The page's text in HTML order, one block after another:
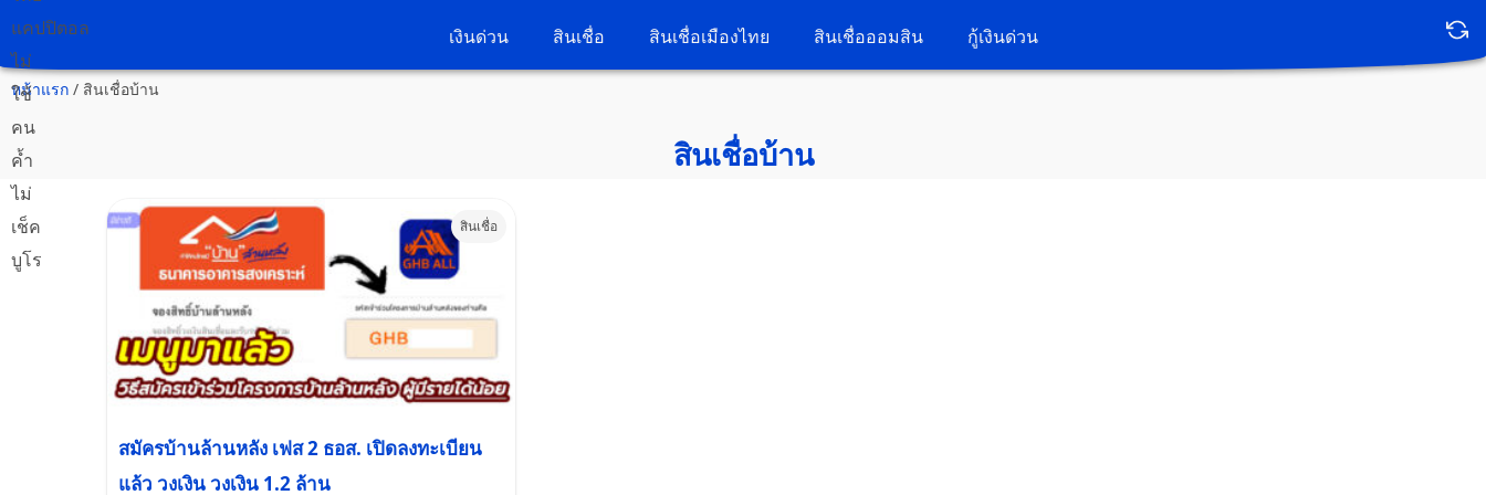
เงินด่วน สินเชื่อ สินเชื่อเมืองไทย สินเชื่อออมสิน กู้เงินด่วน
หน้าแรก / สินเชื่อบ้าน
สินเชื่อบ้าน
สินเชื่อ
สมัครบ้านล้านหลัง เฟส 2 ธอส. เปิดลงทะเบียน
แล้ว วงเงิน วงเงิน 1.2 ล้าน